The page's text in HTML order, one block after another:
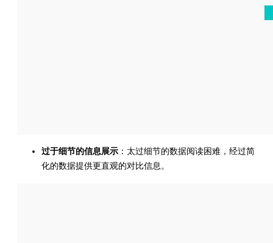
过于细节的信息展示 ：太过细节的数据阅读困难，经过简
化的数据提供更直观的对比信息。